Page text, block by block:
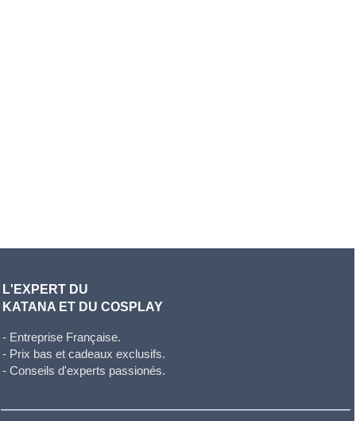
L'EXPERT DU
KATANA ET DU COSPLAY
- Entreprise Française.
- Prix bas et cadeaux exclusifs.
- Conseils d'experts passionés.